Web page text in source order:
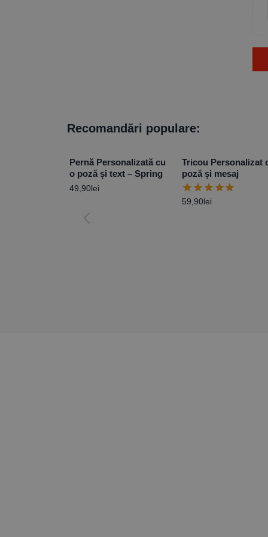
Recomandări populare:
Pernă Personalizată cu
o poză și text – Spring
49,90lei
Tricou Personalizat
poză și mesaj
59,90lei